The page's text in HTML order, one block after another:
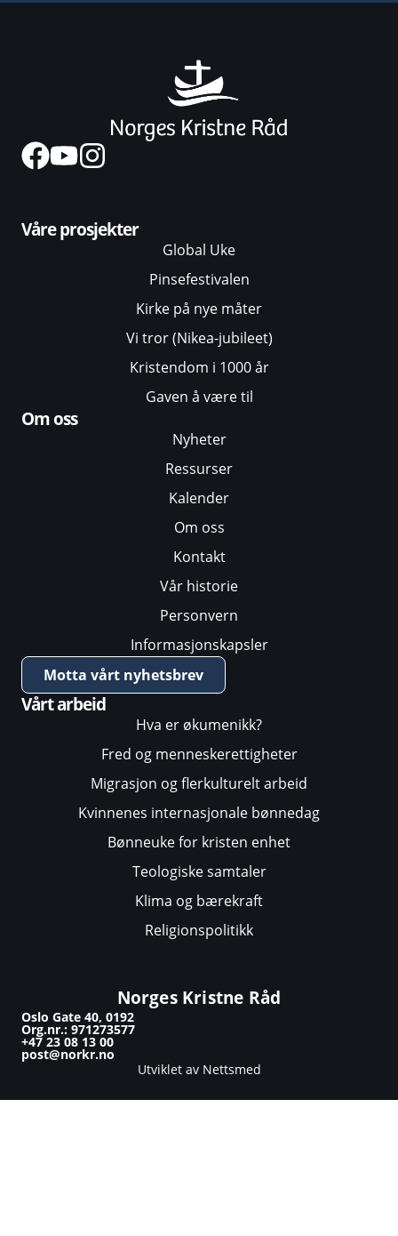
Våre prosjekter
Global Uke
Pinsefestivalen
Kirke på nye måter
Vi tror (Nikea-jubileet)
Kristendom i 1000 år
Gaven å være til
Om oss
Nyheter
Ressurser
Kalender
Om oss
Kontakt
Vår historie
Personvern
Informasjonskapsler
Motta vårt nyhetsbrev
Vårt arbeid
Hva er økumenikk?
Fred og menneskerettigheter
Migrasjon og flerkulturelt arbeid
Kvinnenes internasjonale bønnedag
Bønneuke for kristen enhet
Teologiske samtaler
Klima og bærekraft
Religionspolitikk
Norges Kristne Råd
Oslo Gate 40, 0192
Org.nr.: 971273577
+47 23 08 13 00
post@norkr.no
Utviklet av Nettsmed